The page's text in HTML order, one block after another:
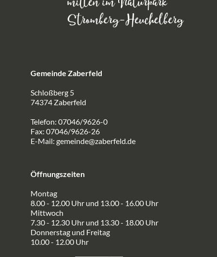
Gemeinde Zaberfeld
Schloßberg 5
74374 Zaberfeld
Telefon: 07046/9626-0
Fax: 07046/9626-26
E-Mail: gemeinde@zaberfeld.de
Öffnungszeiten
Montag
8.00 - 12.00 Uhr und 13.00 - 16.00 Uhr
Mittwoch
7.30 - 12.30 Uhr und 13.30 - 18.00 Uhr
Donnerstag und Freitag
10.00 - 12.00 Uhr